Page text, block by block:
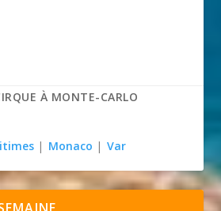
À MONTE-CARLO
| Monaco | Var